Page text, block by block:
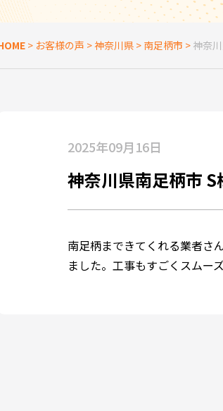
ト
> お客様の声 >神奈川県 > 南足柄市 > 神奈
2025年09月16日
神奈川県南足柄市 S
南足柄まできてくれる業者さ
ました。工事もすごくスムー